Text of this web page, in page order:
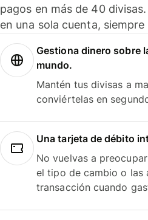
pagos en más de 40
en una sola cuenta,
Gestiona dinero sobre
mundo.
Mantén tus divisas a
conviértelas en
Una tarjeta de débito
No vuelvas a
el tipo de cambio o las
transacción cuando